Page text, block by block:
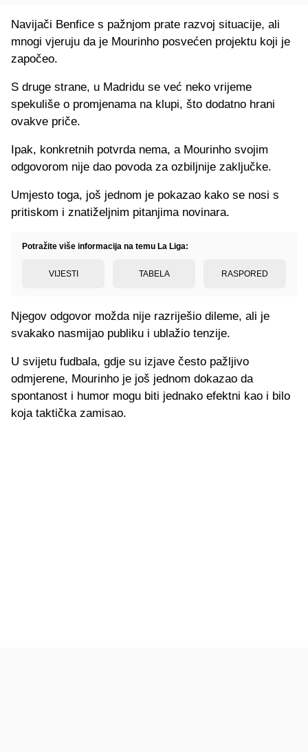
Navijači Benfice s pažnjom prate razvoj situacije, ali
mnogi vjeruju da je Mourinho posvećen projektu koji je
započeo.
S druge strane, u Madridu se već neko vrijeme
spekuliše o promjenama na klupi, što dodatno hrani
ovakve priče.
Ipak, konkretnih potvrda nema, a Mourinho svojim
odgovorom nije dao povoda za ozbiljnije zaključke.
Umjesto toga, još jednom je pokazao kako se nosi s
pritiskom i znatiželjnim pitanjima novinara.
Potražite više informacija na temu La Liga:
VIJESTI TABELA RASPORED
Njegov odgovor možda nije razriješio dileme, ali je
svakako nasmijao publiku i ublažio tenzije.
U svijetu fudbala, gdje su izjave često pažljivo
odmjerene, Mourinho je još jednom dokazao da
spontanost i humor mogu biti jednako efektni kao i bilo
koja taktička zamisao.